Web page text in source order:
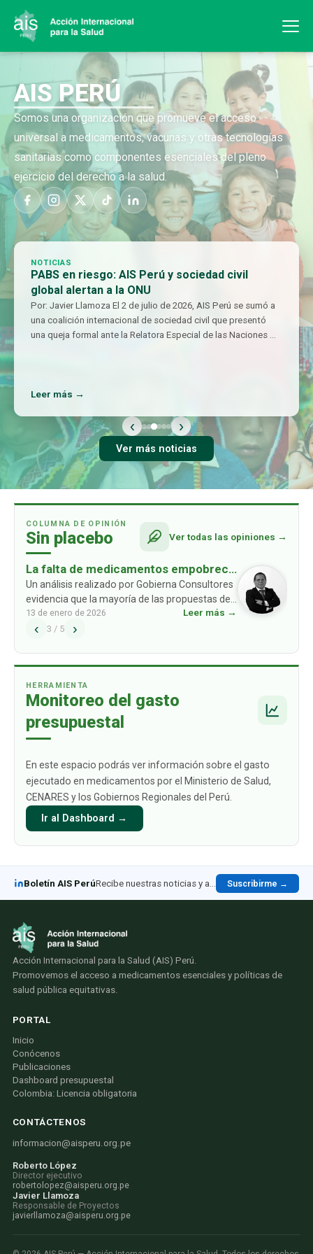
AIS PERÚ
Somos una organización que promueve el acceso
universal a medicamentos, vacunas y otras tecnologías
sanitarias como componentes esenciales del pleno
ejercicio del derecho a la salud.
NOTICIAS
PABS en riesgo: AIS Perú y sociedad civil
global alertan a la ONU
Por: Javier Llamoza El 2 de julio de 2026, AIS Perú se sumó a
una coalición internacional de sociedad civil que presentó
una queja formal ante la Relatora Especial de las Naciones …
Leer más →
‹ ›
Ver más noticias
COLUMNA DE OPINIÓN
Sin placebo Ver todas las opiniones →
La falta de medicamentos empobrece
a las familias: un problema ausente en
las propuestas de los partidos
políticos
Un análisis realizado por Gobierna Consultores
evidencia que la mayoría de las propuestas de
los partidos políticos no consideran un
problema estructural que afecta de manera
13 de enero de 2026 Leer más →
‹ 3 / 5 ›
HERRAMIENTA
Monitoreo del gasto
presupuestal
En este espacio podrás ver información sobre el gasto
ejecutado en medicamentos por el Ministerio de Salud,
CENARES y los Gobiernos Regionales del Perú.
Ir al Dashboard →
Boletín AIS PerúRecibe nuestras noticias y análisis en LinkedIn Suscribirme →
Acción Internacional para la Salud (AIS) Perú.
Promovemos el acceso a medicamentos esenciales y políticas de
salud pública equitativas.
PORTAL
Inicio
Conócenos
Publicaciones
Dashboard presupuestal
Colombia: Licencia obligatoria
CONTÁCTENOS
informacion@aisperu.org.pe
Roberto López
Director ejecutivo
robertolopez@aisperu.org.pe
Javier Llamoza
Responsable de Proyectos
javierllamoza@aisperu.org.pe